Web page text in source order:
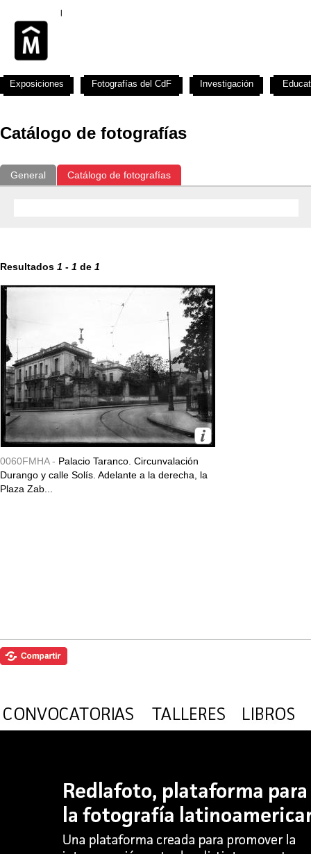
Catálogo de fotografías
General Catálogo de fotografías
Resultados 1 - 1 de 1
0060FMHA - Palacio Taranco. Circunvalación
Durango y calle Solís. Adelante a la derecha, la
Plaza Zab...
Exposiciones Fotografías del CdF Investigación